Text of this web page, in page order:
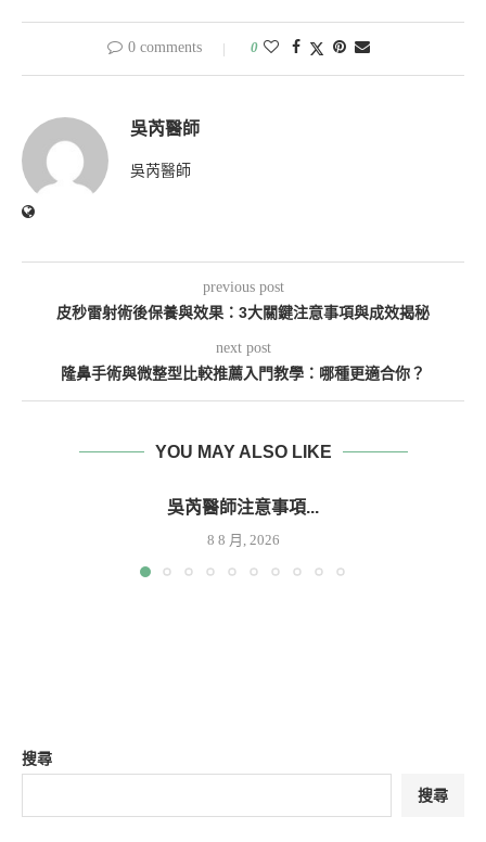
0 comments 0
吳芮醫師
吳芮醫師
previous post
皮秒雷射術後保養與效果：3大關鍵注意事項與成效揭秘
next post
隆鼻手術與微整型比較推薦入門教學：哪種更適合你？
YOU MAY ALSO LIKE
吳芮醫師注意事項...
8 8 月, 2026
搜尋
搜尋